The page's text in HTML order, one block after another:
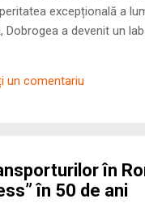
excepțională a
Dobrogea a devenit un
și ritmul procesului de
un comentariu
în
în 50 de ani